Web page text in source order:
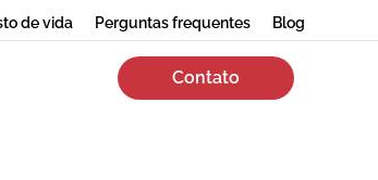
de vida Perguntas frequentes Blog
Contato